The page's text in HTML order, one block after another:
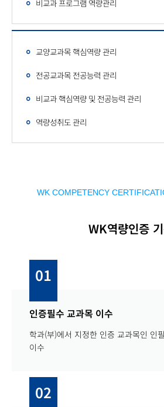
비교과 프로그램 역량관리
교양교과목 핵심역량 관리
전공교과목 전공능력 관리
비교과 핵심역량 및 전공능력 관리
역량성취도 관리
WK COMPETENCY
WK역량인증
01
인증필수 교과목 이수
학과(부)에서 지정한 인증 교과목인 인
이수
02